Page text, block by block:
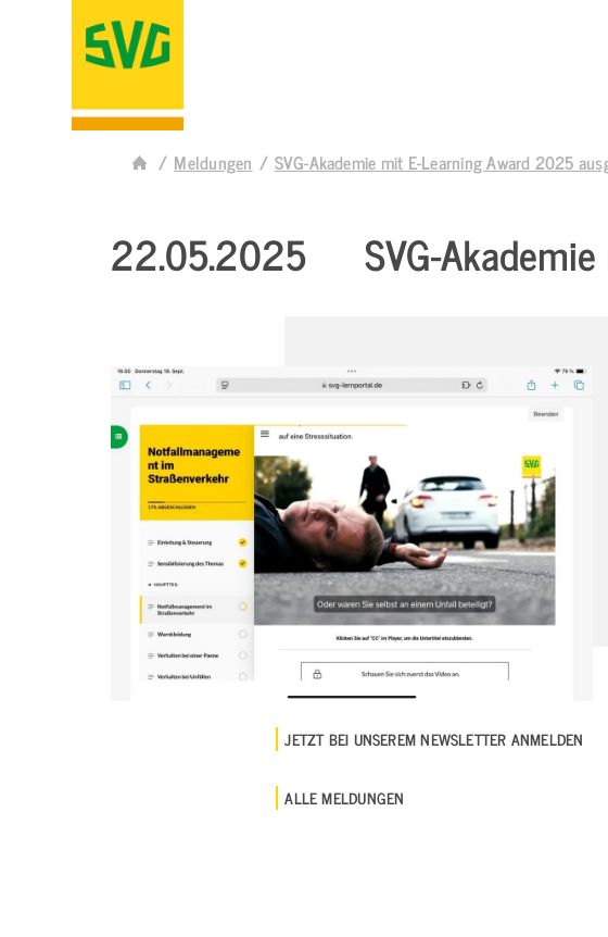
Meldungen SVG-Akademie mit E-Learning Award 2025
22.05.2025 SVG-
JETZT BEI UNSEREM NEWSLETTER ANMELDEN
ALLE MELDUNGEN